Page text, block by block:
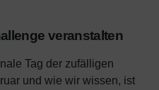
veranstalten
Tag der zufälligen
und wie wir wissen, ist